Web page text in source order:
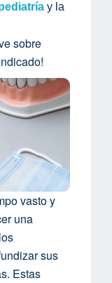
y la
sobre
vasto y
una
sus
Estas